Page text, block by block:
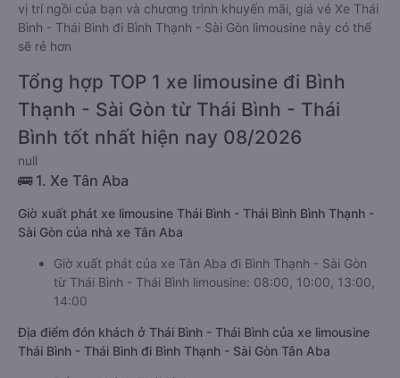
vị trí ngồi của bạn và chương trình khuyến mãi, giá vé Xe Thái
Bình - Thái Bình đi Bình Thạnh - Sài Gòn limousine này có thể
sẽ rẻ hơn
Tổng hợp TOP 1 xe limousine đi Bình
Thạnh - Sài Gòn từ Thái Bình - Thái
Bình tốt nhất hiện nay 08/2026
null
🚌 1. Xe Tân Aba
Giờ xuất phát xe limousine Thái Bình - Thái Bình Bình Thạnh -
Sài Gòn của nhà xe Tân Aba
Giờ xuất phát của xe Tân Aba đi Bình Thạnh - Sài Gòn
từ Thái Bình - Thái Bình limousine: 08:00, 10:00, 13:00,
14:00
Địa điểm đón khách ở Thái Bình - Thái Bình của xe limousine
Thái Bình - Thái Bình đi Bình Thạnh - Sài Gòn Tân Aba